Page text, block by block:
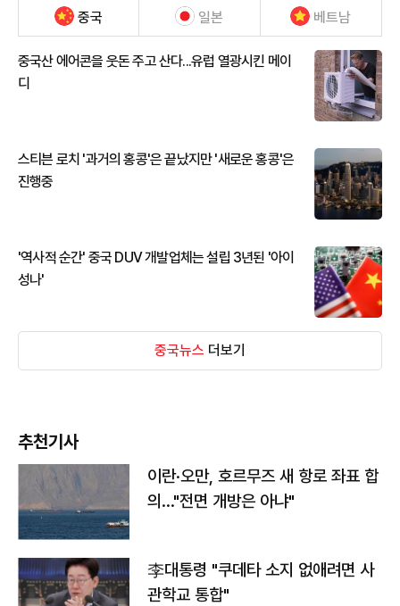
중국 일본 베트남
중국산 에어콘을 웃돈 주고 산다...유럽 열광시킨 메이
디
스티븐 로치 '과거의 홍콩'은 끝났지만 '새로운 홍콩'은
진행중
'역사적 순간' 중국 DUV 개발업체는 설립 3년된 '아이
성나'
중국뉴스 더보기
추천기사
이란·오만, 호르무즈 새 항로 좌표 합
의…"전면 개방은 아냐"
李대통령 "쿠데타 소지 없애려면 사
관학교 통합"